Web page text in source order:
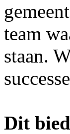
team
staan.
Dit